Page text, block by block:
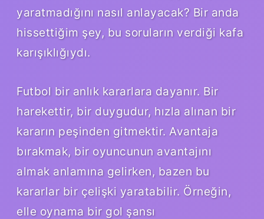
yaratmadığını nasıl anlayacak? Bir anda
hissettiğim şey, bu soruların verdiği kafa
karışıklığıydı.
Futbol bir anlık kararlara dayanır. Bir
harekettir, bir duygudur, hızla alınan bir
kararın peşinden gitmektir. Avantaja
bırakmak, bir oyuncunun avantajını
almak anlamına gelirken, bazen bu
kararlar bir çelişki yaratabilir. Örneğin,
elle oynama bir gol şansı